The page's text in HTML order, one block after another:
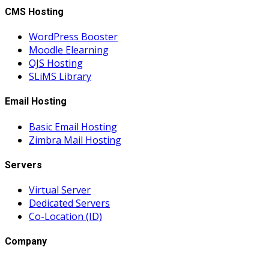
CMS Hosting
WordPress Booster
Moodle Elearning
OJS Hosting
SLiMS Library
Email Hosting
Basic Email Hosting
Zimbra Mail Hosting
Servers
Virtual Server
Dedicated Servers
Co-Location (ID)
Company